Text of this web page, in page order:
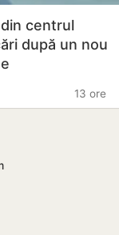
centrul
după un nou
13 ore